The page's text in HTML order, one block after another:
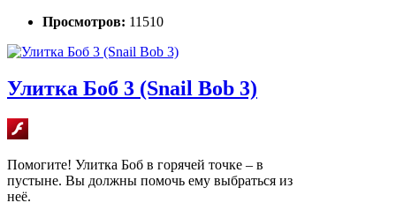
Просмотров: 11510
Улитка Боб 3 (Snail Bob 3)
Помогите! Улитка Боб в горячей точке – в
пустыне. Вы должны помочь ему выбраться из
неё.